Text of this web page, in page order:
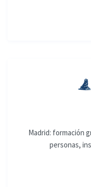
Madrid: formación
personas,